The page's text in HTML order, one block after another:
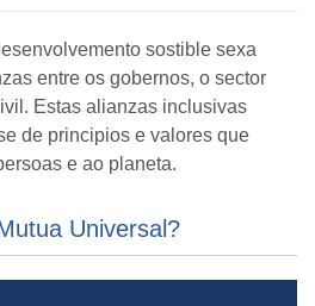
sostible sexa
entre os gobernos, o sector
Estas alianzas inclusivas
de principios e valores que
e ao planeta.
Universal?